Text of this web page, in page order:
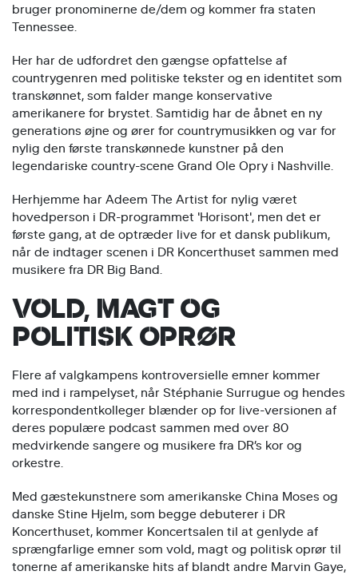
bruger pronominerne de/dem og kommer fra staten
Tennessee.
Her har de udfordret den gængse opfattelse af
countrygenren med politiske tekster og en identitet som
transkønnet, som falder mange konservative
amerikanere for brystet. Samtidig har de åbnet en ny
generations øjne og ører for countrymusikken og var for
nylig den første transkønnede kunstner på den
legendariske country-scene Grand Ole Opry i Nashville.
Herhjemme har Adeem The Artist for nylig været
hovedperson i DR-programmet 'Horisont', men det er
første gang, at de optræder live for et dansk publikum,
når de indtager scenen i DR Koncerthuset sammen med
musikere fra DR Big Band.
VOLD, MAGT OG
POLITISK OPRØR
Flere af valgkampens kontroversielle emner kommer
med ind i rampelyset, når Stéphanie Surrugue og hendes
korrespondentkolleger blænder op for live-versionen af
deres populære podcast sammen med over 80
medvirkende sangere og musikere fra DR’s kor og
orkestre.
Med gæstekunstnere som amerikanske China Moses og
danske Stine Hjelm, som begge debuterer i DR
Koncerthuset, kommer Koncertsalen til at genlyde af
sprængfarlige emner som vold, magt og politisk oprør til
tonerne af amerikanske hits af blandt andre Marvin Gaye,